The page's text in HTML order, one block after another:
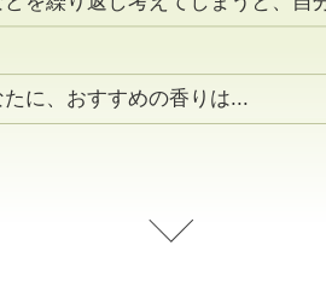
に、おすすめの香りは...